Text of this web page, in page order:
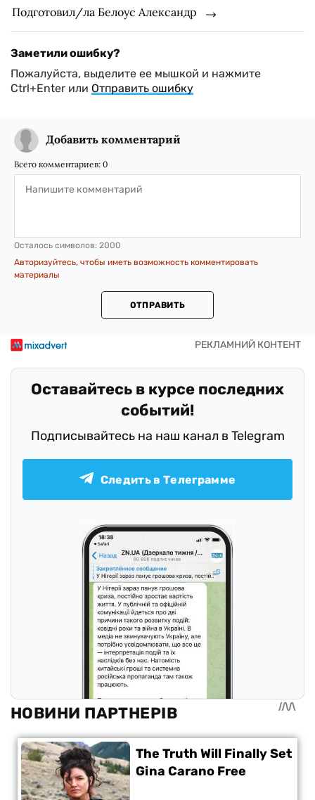
Подготовил/ла Белоус Александр
Заметили ошибку?
Пожалуйста, выделите ее мышкой и нажмите
Ctrl+Enter или Отправить ошибку
Добавить комментарий
Всего комментариев: 0
Осталось символов: 2000
Авторизуйтесь, чтобы иметь возможность комментировать
материалы
ОТПРАВИТЬ
Оставайтесь в курсе последних
событий!
Подписывайтесь на наш канал в Telegram
Следить в Телеграмме